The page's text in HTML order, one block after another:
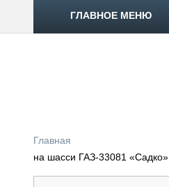
ГЛАВНОЕ МЕНЮ
ОБЗОР РЫНКА
Главная
на шасси ГАЗ-33081 «Садко»